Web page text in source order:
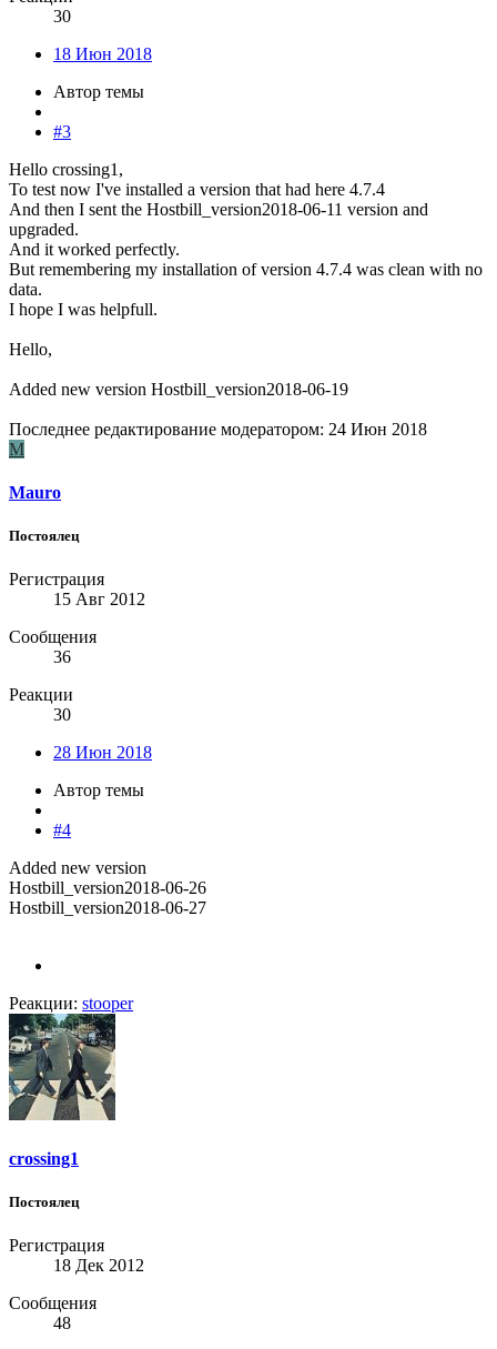
30
18 Июн 2018
Автор темы
#3
Hello crossing1,
To test now I've installed a version that had here 4.7.4
And then I sent the Hostbill_version2018-06-11 version and
upgraded.
And it worked perfectly.
But remembering my installation of version 4.7.4 was clean with no
data.
I hope I was helpfull.
Hello,
Added new version Hostbill_version2018-06-19
Последнее редактирование модератором: 24 Июн 2018
M
Mauro
Постоялец
Регистрация
15 Авг 2012
Сообщения
36
Реакции
30
28 Июн 2018
Автор темы
#4
Added new version
Hostbill_version2018-06-26
Hostbill_version2018-06-27
Реакции: stooper
crossing1
Постоялец
Регистрация
18 Дек 2012
Сообщения
48